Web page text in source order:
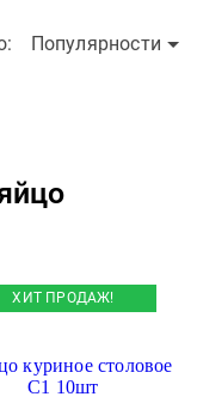
Популярности
ХИТ ПРОДАЖ!